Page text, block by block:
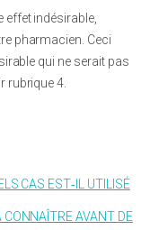
indésirable,
pharmacien. Ceci
qui ne serait pas
rubrique 4.
CAS EST‑IL UTILISÉ
AVANT DE